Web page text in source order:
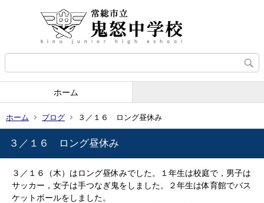
ホーム
ホーム ブログ ３／１６ ロング昼休み
３／１６ ロング昼休み
３／１６（木）はロング昼休みでした。１年生は校庭で，男子は
サッカー，女子は手つなぎ鬼をしました。２年生は体育館でバス
ケットボールをしました。